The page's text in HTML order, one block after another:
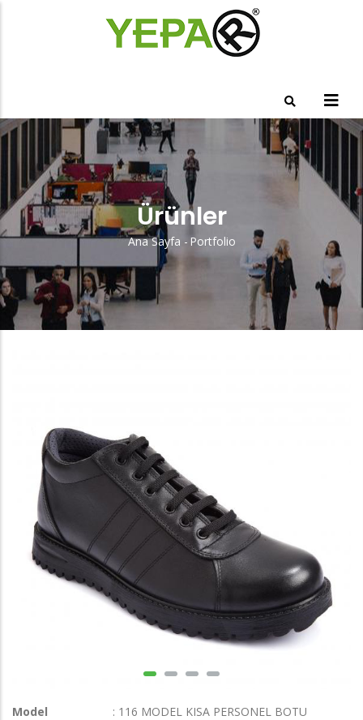
Ürünler
Sayfa
Yolu
Ana Sayfa - Portfolio
Model
: 116 MODEL KISA PERSONEL BOTU